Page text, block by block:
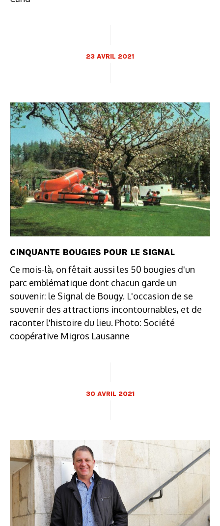
23 AVRIL 2021
CINQUANTE BOUGIES POUR LE SIGNAL
Ce mois-là, on fêtait aussi les 50 bougies d'un
parc emblématique dont chacun garde un
souvenir: le Signal de Bougy. L'occasion de se
souvenir des attractions incontournables, et de
raconter l'histoire du lieu. Photo: Société
coopérative Migros Lausanne
30 AVRIL 2021